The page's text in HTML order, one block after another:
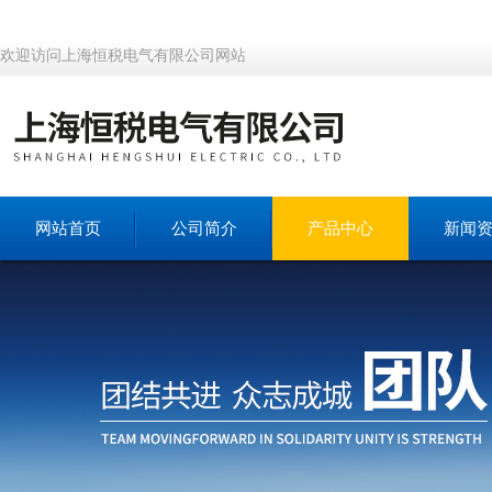
欢迎访问上海恒税电气有限公司网站
网站首页 公司简介 产品中心 新闻